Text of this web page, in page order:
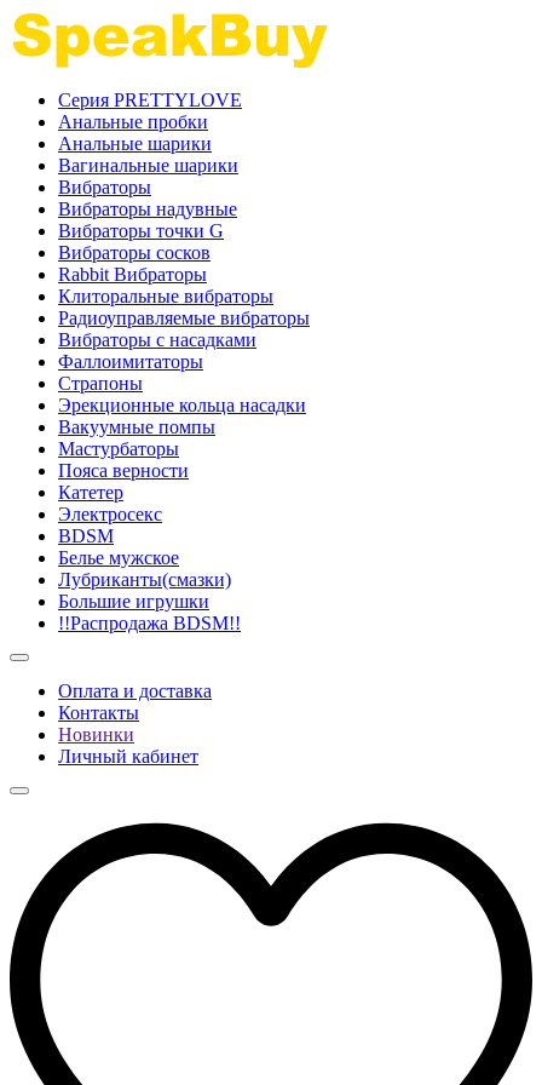
Серия PRETTYLOVE
Анальные пробки
Анальные шарики
Вагинальные шарики
Вибраторы
Вибраторы надувные
Вибраторы точки G
Вибраторы сосков
Rabbit Вибраторы
Клиторальные вибраторы
Радиоуправляемые вибраторы
Вибраторы с насадками
Фаллоимитаторы
Страпоны
Эрекционные кольца насадки
Вакуумные помпы
Мастурбаторы
Пояса верности
Катетер
Электросекс
BDSM
Белье мужское
Лубриканты(смазки)
Большие игрушки
!!Распродажа BDSM!!
Оплата и доставка
Контакты
Новинки
Личный кабинет